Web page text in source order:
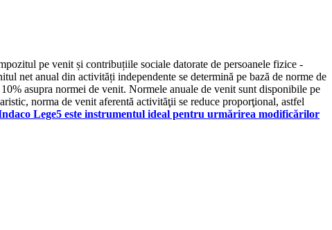
pe venit și contribuțiile sociale datorate de persoanele fizice -
net anual din activități independente se determină pe bază de norme de
asupra normei de venit. Normele anuale de venit sunt disponibile pe
norma de venit aferentă activităţii se reduce proporţional, astfel
Lege5 este instrumentul ideal pentru urmărirea modificărilor